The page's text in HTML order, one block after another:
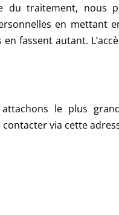
du traitement, nous
en mettant
en fassent autant.
le plus
via cette